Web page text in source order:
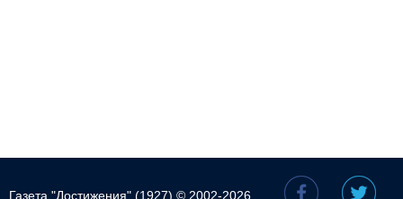
Газета "Достижения" (1927) © 2002-2026